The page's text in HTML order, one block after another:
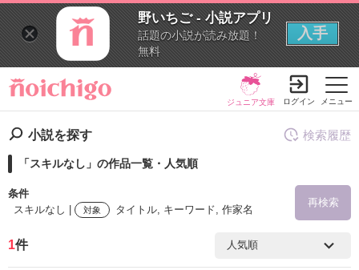
野いちご - 小説アプリ
話題の小説が読み放題！
無料
入手
メニュー
ジュニア文庫 ログイン
小説を探す
「スキルなし」の作品一覧・人気順
条件
スキルなし |
対象 タイトル, キーワード, 作家名
再検索
検索ワード
検索履歴
1件